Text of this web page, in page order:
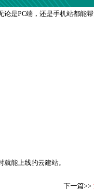
是PC端，还是手机站都能帮
能上线的云建站。
下一篇>>